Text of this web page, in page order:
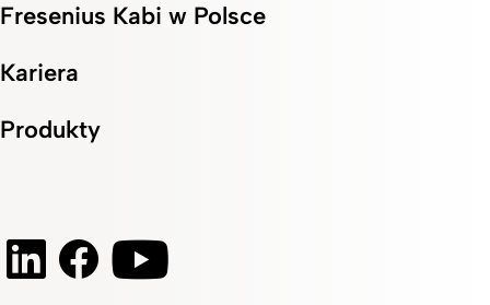
Fresenius Kabi w Polsce
Kariera
Produkty